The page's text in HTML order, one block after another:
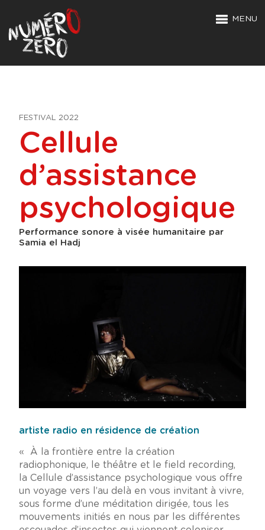
MENU
FESTIVAL 2022
Cellule
d’assistance
psychologique
Performance sonore à visée humanitaire par
Samia el Hadj
artiste radio en résidence de création
« À la frontière entre la création
radiophonique, le théâtre et le field recording,
la Cellule d’assistance psychologique vous offre
un voyage vers l’au delà en vous invitant à vivre,
sous forme d’une méditation dirigée, tous les
mouvements initiés en nous par les différentes